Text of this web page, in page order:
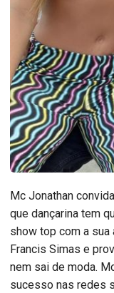
Mc Jonathan
que dançarina tem
show top com a sua
Francis Simas e
nem sai de moda.
sucesso nas redes